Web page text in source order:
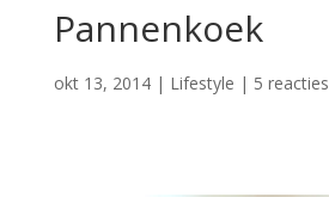
Pannenkoek
okt 13, 2014| Lifestyle | 5 reacties